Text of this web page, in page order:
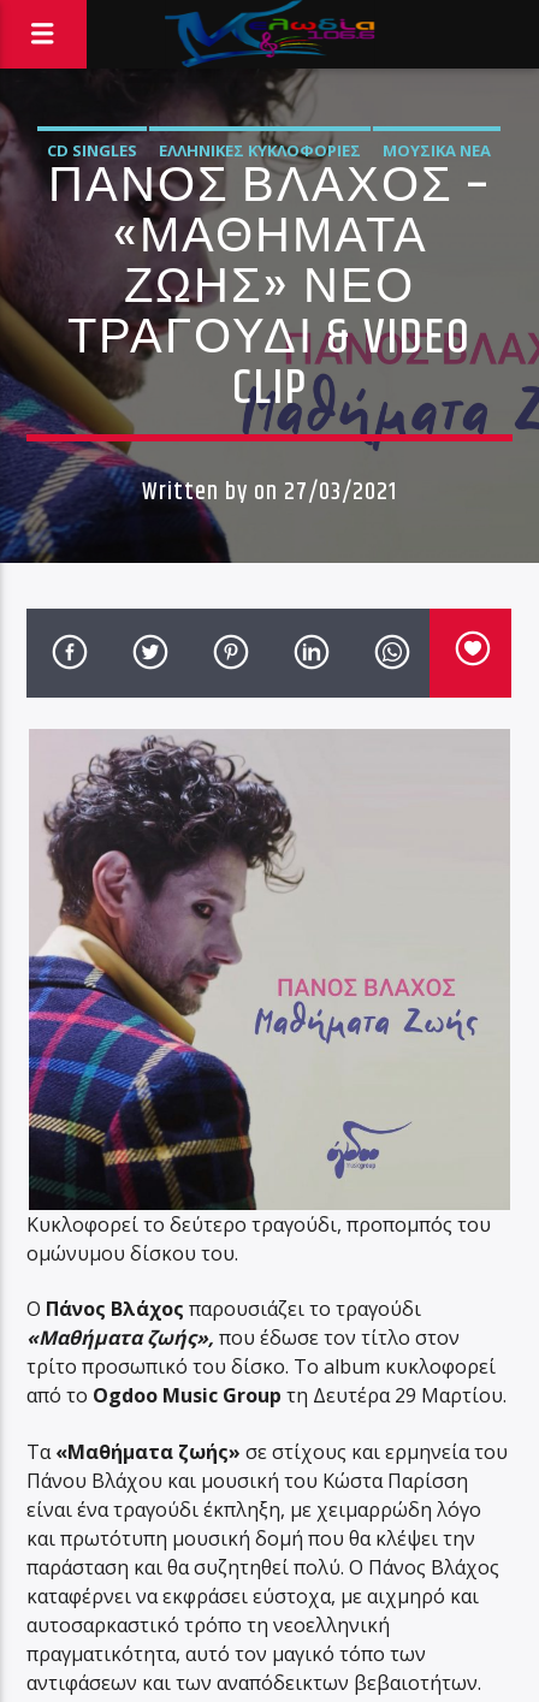
CD SINGLES ΕΛΛΗΝΙΚΈΣ ΚΥΚΛΟΦΟΡΊΕΣ ΜΟΥΣΙΚΆ ΝΈΑ
ΠΆΝΟΣ ΒΛΆΧΟΣ –
«ΜΑΘΉΜΑΤΑ
ΖΩΉΣ» ΝΈΟ
ΤΡΑΓΟΎΔΙ & VIDEO
CLIP
Written by on 27/03/2021
Κυκλοφορεί το δεύτερο τραγούδι, προπομπός του
ομώνυμου δίσκου του.
Ο Πάνος Βλάχος παρουσιάζει το τραγούδι
«Μαθήματα ζωής», που έδωσε τον τίτλο στον
τρίτο προσωπικό του δίσκο. Το album κυκλοφορεί
από το Ogdoo Music Group τη Δευτέρα 29 Μαρτίου.
Τα«Μαθήματα ζωής» σε στίχους και ερμηνεία του
Πάνου Βλάχου και μουσική του Κώστα Παρίσση
είναι ένα τραγούδι έκπληξη, με χειμαρρώδη λόγο
και πρωτότυπη μουσική δομή που θα κλέψει την
παράσταση και θα συζητηθεί πολύ. Ο Πάνος Βλάχος
καταφέρνει να εκφράσει εύστοχα, με αιχμηρό και
αυτοσαρκαστικό τρόπο τη νεοελληνική
πραγματικότητα, αυτό τον μαγικό τόπο των
αντιφάσεων και των αναπόδεικτων βεβαιοτήτων.